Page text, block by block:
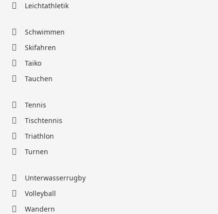
Leichtathletik
Schwimmen
Skifahren
Taiko
Tauchen
Tennis
Tischtennis
Triathlon
Turnen
Unterwasserrugby
Volleyball
Wandern